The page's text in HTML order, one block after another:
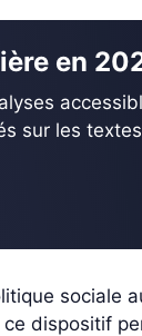
en
sur les
sociale
ce dispositif